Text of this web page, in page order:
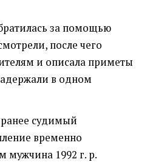
за помощью
после чего
и описала приметы
в одном
судимый
временно
1992 г. р.